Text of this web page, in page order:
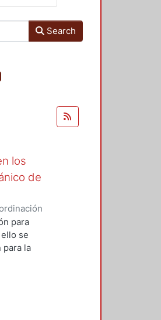
Search
los
de
para
se
para la